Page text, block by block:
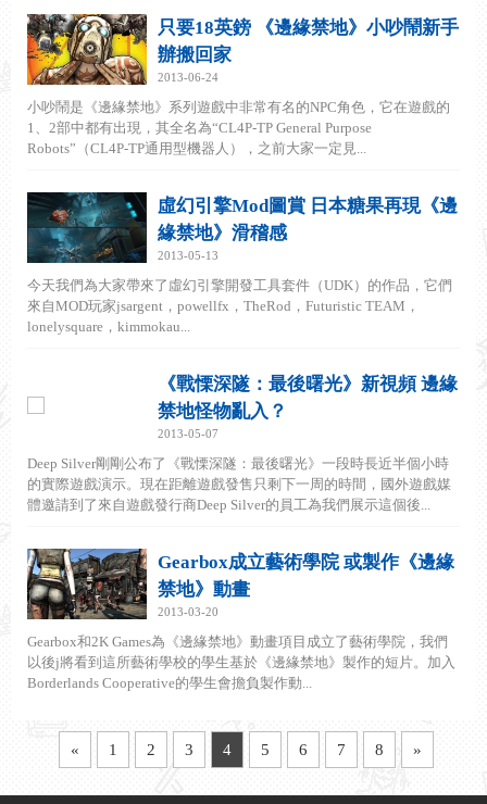
只要18英鎊 《邊緣禁地》小吵鬧新手
辦搬回家
2013-06-24
小吵鬧是《邊緣禁地》系列遊戲中非常有名的NPC角色，它在遊戲的
1、2部中都有出現，其全名為“CL4P-TP General Purpose
Robots”（CL4P-TP通用型機器人），之前大家一定見...
虛幻引擎Mod圖賞 日本糖果再現《邊
緣禁地》滑稽感
2013-05-13
今天我們為大家帶來了虛幻引擎開發工具套件（UDK）的作品，它們
來自MOD玩家jsargent，powellfx，TheRod，Futuristic TEAM，
lonelysquare，kimmokau...
《戰慄深隧：最後曙光》新視頻 邊緣
禁地怪物亂入？
2013-05-07
Deep Silver剛剛公布了《戰慄深隧：最後曙光》一段時長近半個小時
的實際遊戲演示。現在距離遊戲發售只剩下一周的時間，國外遊戲媒
體邀請到了來自遊戲發行商Deep Silver的員工為我們展示這個後...
Gearbox成立藝術學院 或製作《邊緣
禁地》動畫
2013-03-20
Gearbox和2K Games為《邊緣禁地》動畫項目成立了藝術學院，我們
以後j將看到這所藝術學校的學生基於《邊緣禁地》製作的短片。加入
Borderlands Cooperative的學生會擔負製作動...
« 1 2 3 4 5 6 7 8 »